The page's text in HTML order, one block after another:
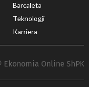
Barcaleta
Teknologji
Karriera
Ekonomia Online ShPK